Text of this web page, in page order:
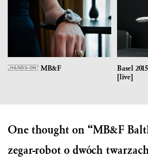
„HANDS-ON” MB&F
Basel
[live]
One thought on “MB&F
zegar-robot o dwóch